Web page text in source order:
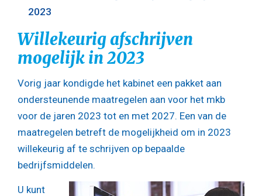
2023
Willekeurig afschrijven
mogelijk in 2023
Vorig jaar kondigde het kabinet een pakket aan
ondersteunende maatregelen aan voor het mkb
voor de jaren 2023 tot en met 2027. Een van de
maatregelen betreft de mogelijkheid om in 2023
willekeurig af te schrijven op bepaalde
bedrijfsmiddelen.
U kunt